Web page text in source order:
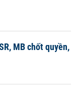
MB chốt quyền,